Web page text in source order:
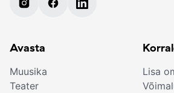
Avasta
Muusika
Teater
Lisa